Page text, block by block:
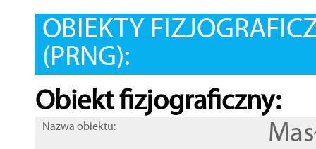
OBIEKTY
(PRNG):
Obiekt fizjograficzny:
Nazwa obiektu: